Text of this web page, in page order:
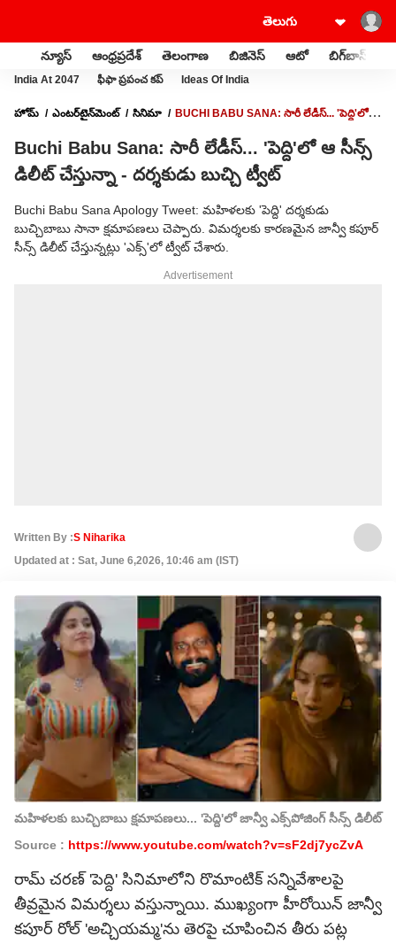
న్యూస్ ఆంధ్రప్రదేశ్ తెలంగాణ బిజినెస్ ఆటో బిగ్‌బాస్
India At 2047 ఫీఫా ప్రపంచ కప్ Ideas Of India
హోమ్ ఎంటర్‌టైన్‌మెంట్‌ సినిమా
BUCHI BABU SANA: సారీ లేడీస్... 'పెద్ది'లో ఆ
Buchi Babu Sana: సారీ లేడీస్... 'పెద్ది'లో ఆ సీన్స్
డిలీట్ చేస్తున్నా - దర్శకుడు బుచ్చి ట్వీట్
Buchi Babu Sana Apology Tweet: మహిళలకు 'పెద్ది' దర్శకుడు
బుచ్చిబాబు సానా క్షమాపణలు చెప్పారు. విమర్శలకు కారణమైన జాన్వీ కపూర్
సీన్స్ డిలీట్ చేస్తున్నట్లు 'ఎక్స్'లో ట్వీట్ చేశారు.
Advertisement
Written By :S Niharika
Updated at : Sat, June 6,2026, 10:46 am (IST)
మహిళలకు బుచ్చిబాబు క్షమాపణలు... 'పెద్ది'లో జాన్వీ ఎక్స్‌పోజింగ్ సీన్స్ డిలీట్
Source : https://www.youtube.com/watch?v=sF2dj7ycZvA
రామ్ చరణ్ 'పెద్ది' సినిమాలోని రొమాంటిక్ సన్నివేశాలపై
తీవ్రమైన విమర్శలు వస్తున్నాయి. ముఖ్యంగా హీరోయిన్ జాన్వీ
కపూర్ రోల్ 'అచ్చియమ్మ'ను తెరపై చూపించిన తీరు పట్ల